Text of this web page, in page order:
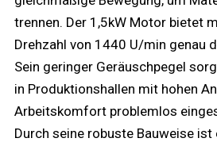
trennen. Der 1,5kW Motor bietet
Drehzahl von 1440 U/min genau
Sein geringer Geräuschpegel
in Produktionshallen mit hohen
Arbeitskomfort problemlos
Durch seine robuste Bauweise ist